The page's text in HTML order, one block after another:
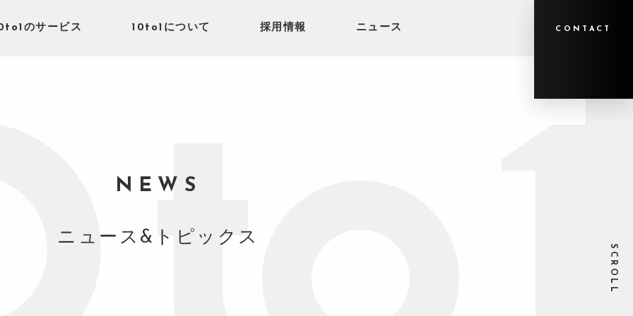
のサービス 10to1について 採用情報 ニュース CONTACT
NEWS
ニュース&トピックス
SCROLL